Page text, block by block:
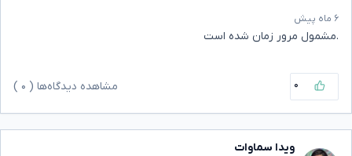
۶ ماه پیش
.مشمول مرور زمان شده است
۰ مشاهده دیدگاه‌ها ( ۰
ویدا سماوات